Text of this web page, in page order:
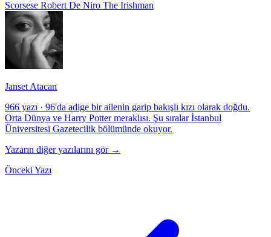
Scorsese Robert De Niro The Irishman
Janset Atacan
966 yazı · 96'da adige bir ailenin garip bakışlı kızı olarak doğdu.
Orta Dünya ve Harry Potter meraklısı. Şu sıralar İstanbul
Üniversitesi Gazetecilik bölümünde okuyor.
Yazarın diğer yazılarını gör →
Önceki Yazı